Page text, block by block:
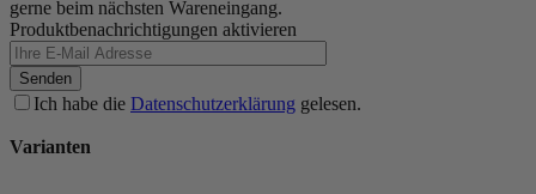
gerne beim nächsten Wareneingang.
Produktbenachrichtigungen aktivieren
Senden
Ich habe die Datenschutzerklärung gelesen.
Varianten